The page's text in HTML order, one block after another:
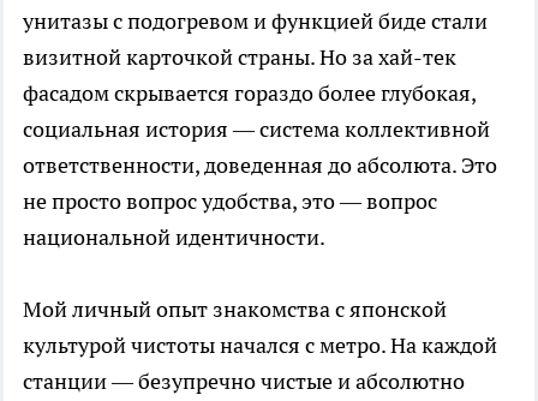
унитазы с подогревом и функцией биде стали
визитной карточкой страны. Но за хай-тек
фасадом скрывается гораздо более глубокая,
социальная история — система коллективной
ответственности, доведенная до абсолюта. Это
не просто вопрос удобства, это — вопрос
национальной идентичности.
Мой личный опыт знакомства с японской
культурой чистоты начался с метро. На каждой
станции — безупречно чистые и абсолютно